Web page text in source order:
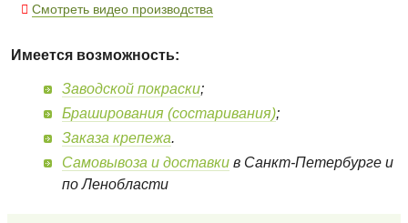
Смотреть видео производства
Имеется возможность:
Заводской покраски;
Браширования (состаривания);
Заказа крепежа.
Самовывоза и доставки в Санкт-Петербурге и
по Ленобласти